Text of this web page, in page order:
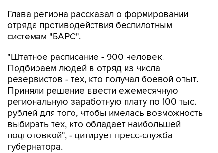
Глава региона рассказал о формировании
отряда противодействия беспилотным
системам "БАРС".
"Штатное расписание - 900 человек.
Подбираем людей в отряд из числа
резервистов - тех, кто получал боевой опыт.
Приняли решение ввести ежемесячную
региональную заработную плату по 100 тыс.
рублей для того, чтобы имелась возможность
выбирать тех, кто обладает наибольшей
подготовкой", - цитирует пресс-служба
губернатора.